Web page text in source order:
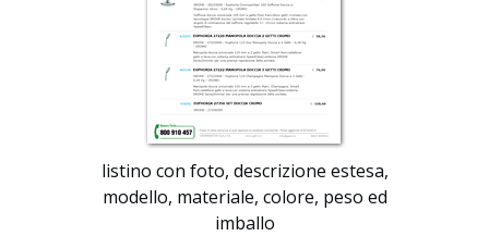
listino con foto, descrizione estesa,
modello, materiale, colore, peso ed
imballo